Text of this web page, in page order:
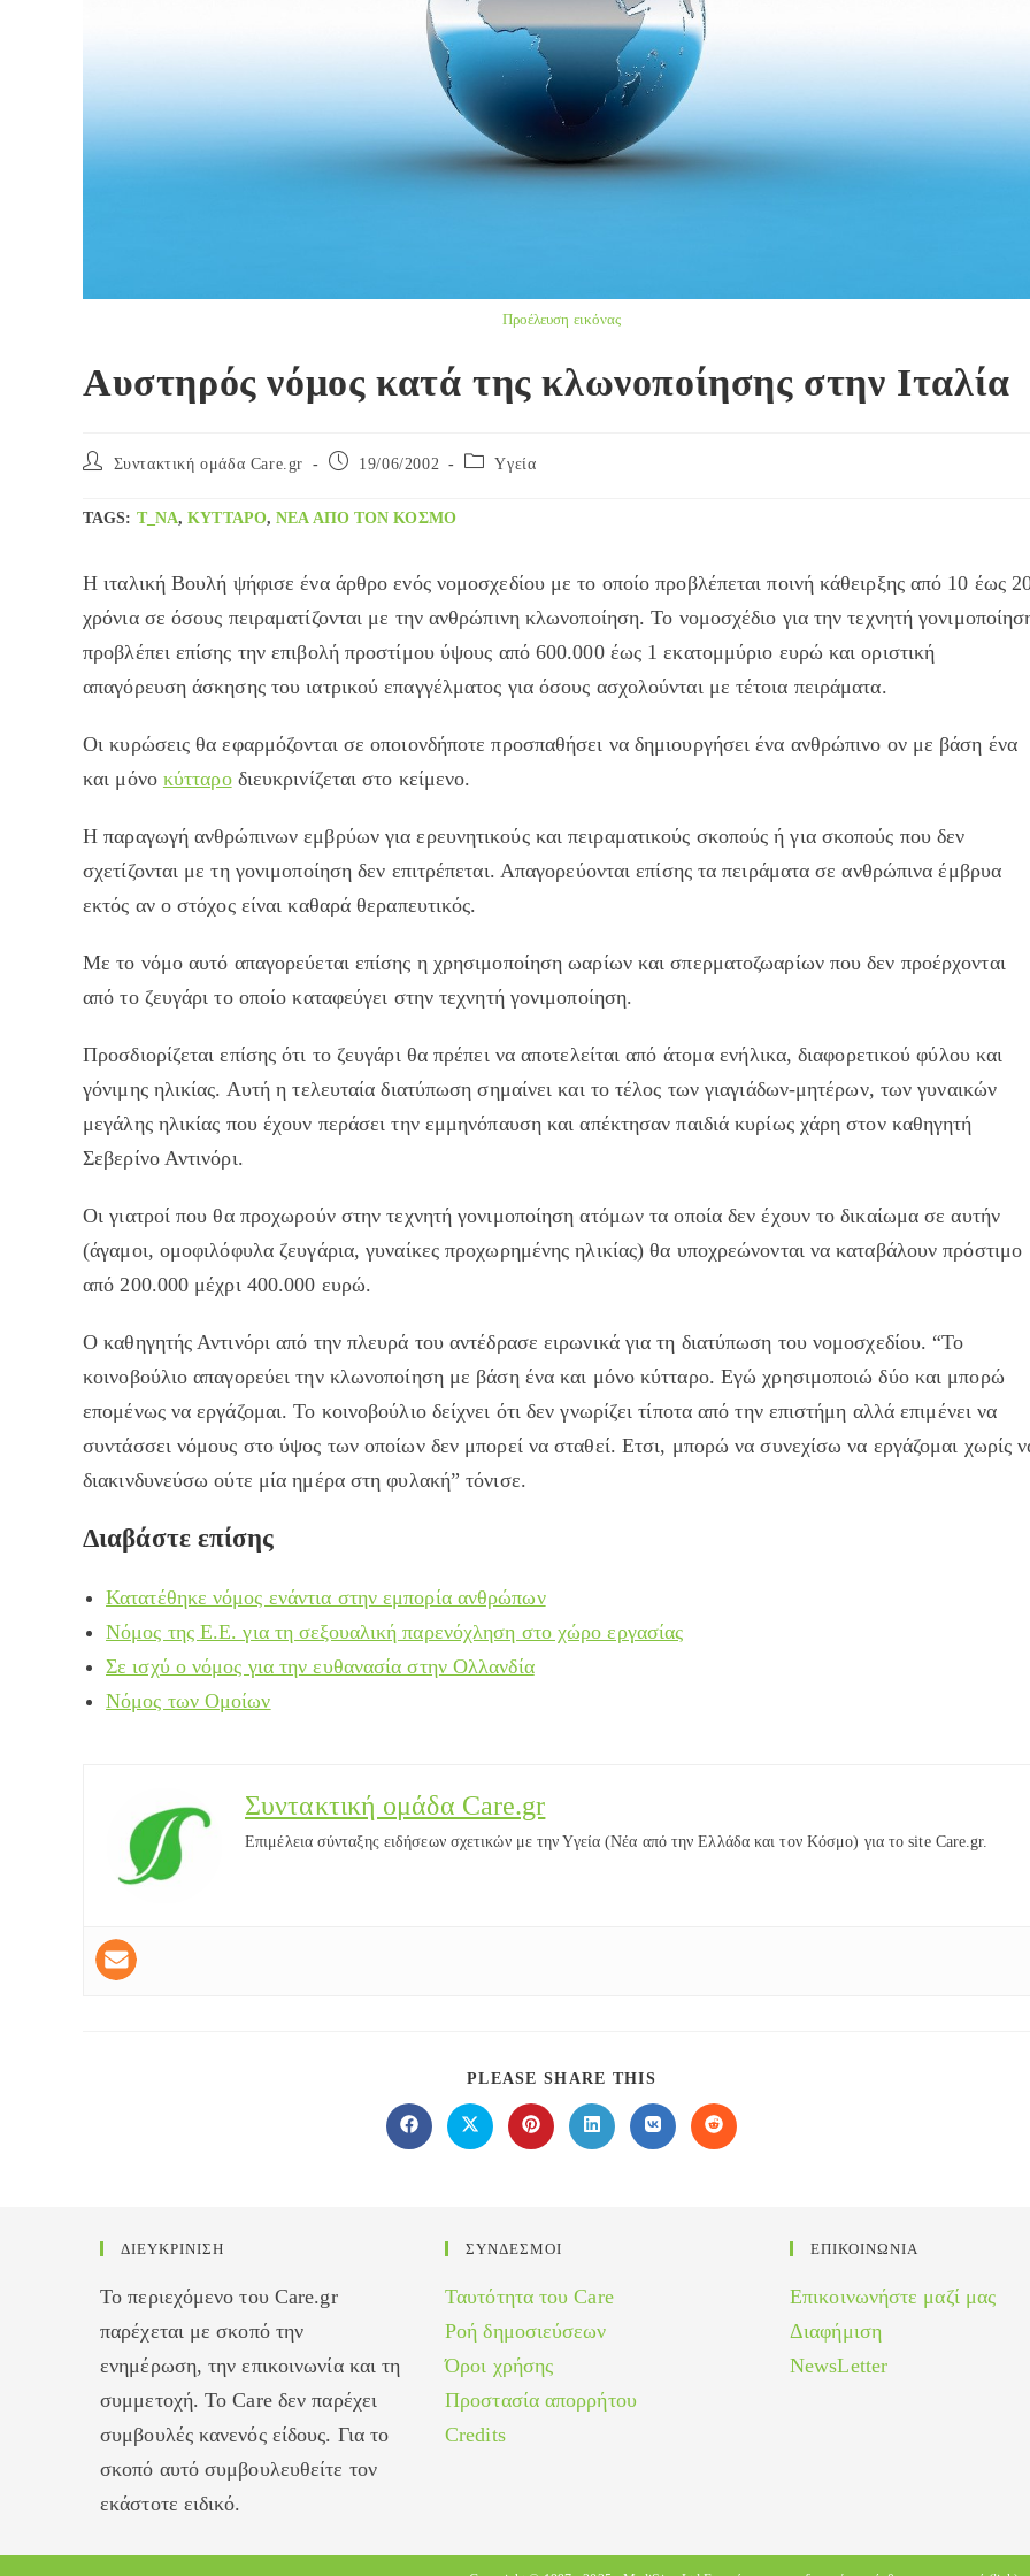
Προέλευση εικόνας
Αυστηρός νόμος κατά της κλωνοποίησης στην Ιταλία
Post
Συντακτική ομάδα Care.gr
Post
19/06/2002
Post Yγεία
TAGS: T_NA, ΚΎΤΤΑΡΟ, ΝΈΑ ΑΠΌ ΤΟΝ ΚΌΣΜΟ
Η ιταλική Βουλή ψήφισε ένα άρθρο ενός νομοσχεδίου με το οποίο προβλέπεται ποινή κάθειρξης από 10 έως
χρόνια σε όσους πειραματίζονται με την ανθρώπινη κλωνοποίηση. Το νομοσχέδιο για την τεχνητή
προβλέπει επίσης την επιβολή προστίμου ύψους από 600.000 έως 1 εκατομμύριο ευρώ και οριστική
απαγόρευση άσκησης του ιατρικού επαγγέλματος για όσους ασχολούνται με τέτοια πειράματα.
Οι κυρώσεις θα εφαρμόζονται σε οποιονδήποτε προσπαθήσει να δημιουργήσει ένα ανθρώπινο ον με βάση ένα
και μόνο κύτταροδιευκρινίζεται στο κείμενο.
Η παραγωγή ανθρώπινων εμβρύων για ερευνητικούς και πειραματικούς σκοπούς ή για σκοπούς που δεν
σχετίζονται με τη γονιμοποίηση δεν επιτρέπεται. Απαγορεύονται επίσης τα πειράματα σε ανθρώπινα έμβρυα
εκτός αν ο στόχος είναι καθαρά θεραπευτικός.
Με το νόμο αυτό απαγορεύεται επίσης η χρησιμοποίηση ωαρίων και σπερματοζωαρίων που δεν προέρχονται
από το ζευγάρι το οποίο καταφεύγει στην τεχνητή γονιμοποίηση.
Προσδιορίζεται επίσης ότι το ζευγάρι θα πρέπει να αποτελείται από άτομα ενήλικα, διαφορετικού φύλου και
γόνιμης ηλικίας. Αυτή η τελευταία διατύπωση σημαίνει και το τέλος των γιαγιάδων-μητέρων, των γυναικών
μεγάλης ηλικίας που έχουν περάσει την εμμηνόπαυση και απέκτησαν παιδιά κυρίως χάρη στον καθηγητή
Σεβερίνο Αντινόρι.
Οι γιατροί που θα προχωρούν στην τεχνητή γονιμοποίηση ατόμων τα οποία δεν έχουν το δικαίωμα σε αυτήν
(άγαμοι, ομοφιλόφυλα ζευγάρια, γυναίκες προχωρημένης ηλικίας) θα υποχρεώνονται να καταβάλουν πρόστιμο
από 200.000 μέχρι 400.000 ευρώ.
Ο καθηγητής Αντινόρι από την πλευρά του αντέδρασε ειρωνικά για τη διατύπωση του νομοσχεδίου. “Το
κοινοβούλιο απαγορεύει την κλωνοποίηση με βάση ένα και μόνο κύτταρο. Εγώ χρησιμοποιώ δύο και μπορώ
επομένως να εργάζομαι. Το κοινοβούλιο δείχνει ότι δεν γνωρίζει τίποτα από την επιστήμη αλλά επιμένει να
συντάσσει νόμους στο ύψος των οποίων δεν μπορεί να σταθεί. Ετσι, μπορώ να συνεχίσω να εργάζομαι χωρίς
διακινδυνεύσω ούτε μία ημέρα στη φυλακή” τόνισε.
Διαβάστε επίσης
Κατατέθηκε νόμος ενάντια στην εμπορία ανθρώπων
Νόμος της Ε.Ε. για τη σεξουαλική παρενόχληση στο χώρο εργασίας
Σε ισχύ ο νόμος για την ευθανασία στην Ολλανδία
Νόμος των Ομοίων
Συντακτική ομάδα Care.gr
Επιμέλεια σύνταξης ειδήσεων σχετικών με την Υγεία (Νέα από την Ελλάδα και τον Κόσμο) για το site Care.gr.
PLEASE SHARE THIS
THIS
CONTENT
Opens
in
Opens
in
Opens
in
Opens
in
Opens
in
Opens
in
ΔΙΕΥΚΡΙΝΙΣΗ
Το περιεχόμενο του Care.gr
παρέχεται με σκοπό την
ενημέρωση, την επικοινωνία και τη
συμμετοχή. Το Care δεν παρέχει
συμβουλές κανενός είδους. Για το
σκοπό αυτό συμβουλευθείτε τον
εκάστοτε ειδικό.
ΣΥΝΔΕΣΜΟΙ
Ταυτότητα του Care
Ροή δημοσιεύσεων
Όροι χρήσης
Προστασία απορρήτου
Credits
ΕΠΙΚΟΙΝΩΝΙΑ
Επικοινωνήστε μαζί μας
Διαφήμιση
NewsLetter